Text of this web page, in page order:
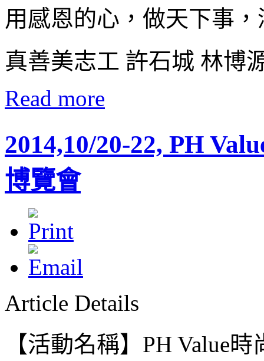
用感恩的心，做天下事
真善美志工 許石城 林博
Read more
2014,10/20-22, PH
博覽會
Article Details
【活動名稱】PH Value